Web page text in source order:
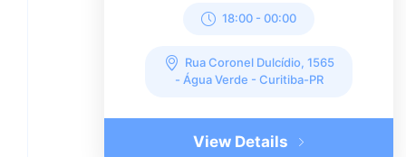
18:00 -00:00
Rua Coronel Dulcídio, 1565
- Água Verde - Curitiba-PR
View Details